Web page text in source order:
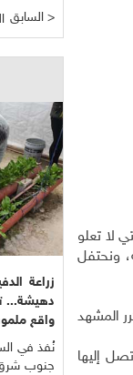
لا تعلو
ونحتفل
المشهد
تصل إليها
السابق >
زراعة
دهيشة...
واقع
نُفذ في
جنوب